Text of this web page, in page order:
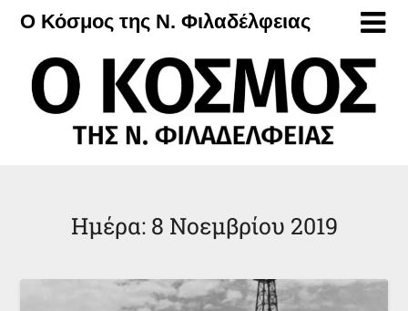
Μετάβαση
περιεχόμενο
Ο Κόσμος της Ν. Φιλαδέλφειας
Ημέρα: 8 Νοεμβρίου 2019